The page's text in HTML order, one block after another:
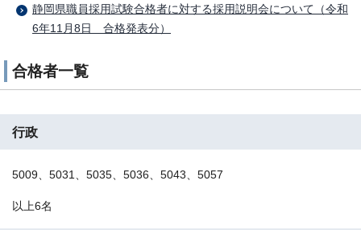
静岡県職員採用試験合格者に対する採用説明会について（令和
6年11月8日 合格発表分）
合格者一覧
行政
5009、5031、5035、5036、5043、5057
以上6名